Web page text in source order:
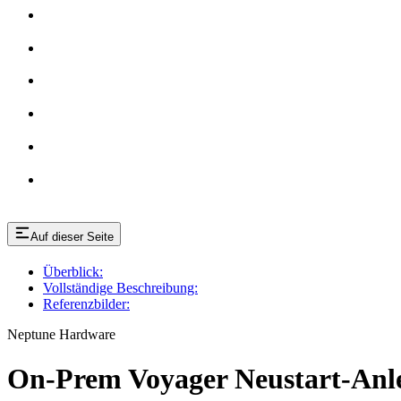
Auf dieser Seite
Überblick:
Vollständige Beschreibung:
Referenzbilder:
Neptune Hardware
On-Prem Voyager Neustart-